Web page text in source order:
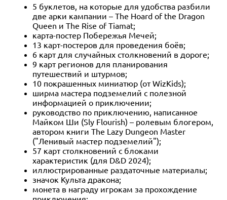
5 буклетов, на которые для удобства разбили
две арки кампании – The Hoard of the Dragon
Queen и The Rise of Tiamat;
карта-постер Побережья Мечей;
13 карт-постеров для проведения боёв;
6 карт для случайных столкновений в дороге;
9 карт регионов для планирования
путешествий и штурмов;
10 покрашенных миниатюр (от WizKids);
ширма мастера подземелий с полезной
информацией о приключении;
руководство по приключению, написанное
Майком Ши (Sly Flourish) – ролевым блогером,
автором книги The Lazy Dungeon Master
("Ленивый мастер подземелий");
57 карт столкновений с блоками
характеристик (для D&D 2024);
иллюстрированные раздаточные материалы;
значок Культа дракона;
монета в награду игрокам за прохождение